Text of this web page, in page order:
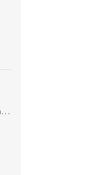
Lesnická kožená brašna - hnědá hovězina